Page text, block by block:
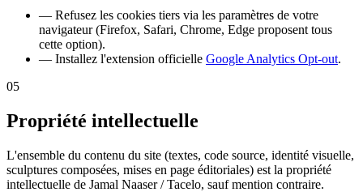
— Refusez les cookies tiers via les paramètres de votre
navigateur (Firefox, Safari, Chrome, Edge proposent tous
cette option).
— Installez l'extension officielle Google Analytics Opt-out.
05
Propriété intellectuelle
L'ensemble du contenu du site (textes, code source, identité visuelle,
sculptures composées, mises en page éditoriales) est la propriété
intellectuelle de Jamal Naaser / Tacelo, sauf mention contraire.